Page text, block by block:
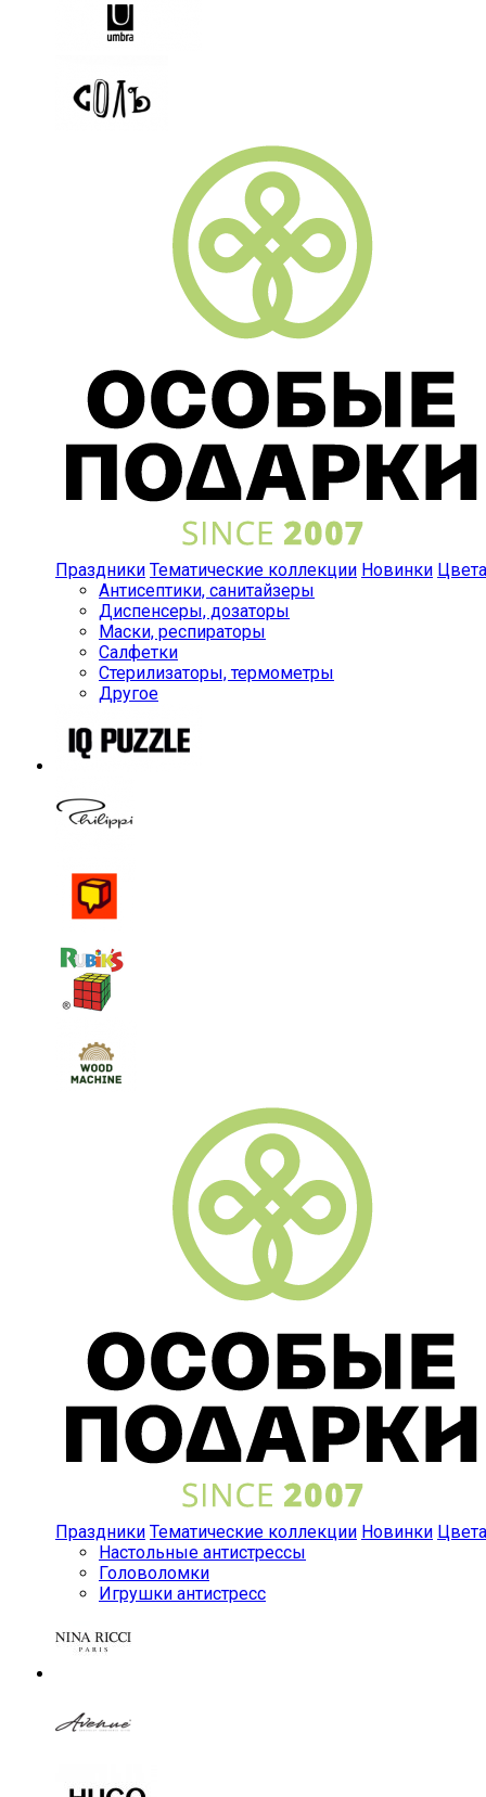
Праздники Тематические коллекции Новинки Цвета
Антисептики, санитайзеры
Диспенсеры, дозаторы
Маски, респираторы
Салфетки
Стерилизаторы, термометры
Другое
Праздники Тематические коллекции Новинки Цвета
Настольные антистрессы
Головоломки
Игрушки антистресс